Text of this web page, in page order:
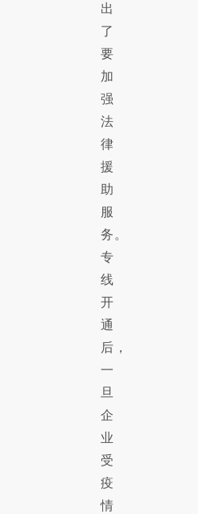
出
了
要
加
强
法
律
援
助
服
务。
专
线
开
通
后，
一
旦
企
业
受
疫
情